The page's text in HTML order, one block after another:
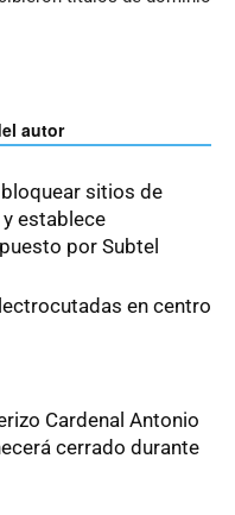
autor
sitios de
establece
por Subtel
en centro
Cardenal Antonio
cerrado durante